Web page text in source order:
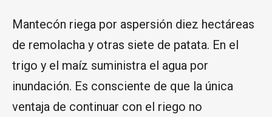
Mantecón riega por aspersión diez hectáreas
de remolacha y otras siete de patata. En el
trigo y el maíz suministra el agua por
inundación. Es consciente de que la única
ventaja de continuar con el riego no